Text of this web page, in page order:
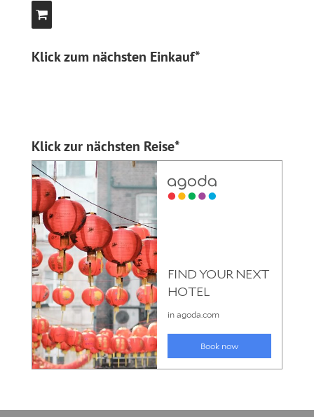
Klick zum nächsten Einkauf*
Klick zur nächsten Reise*